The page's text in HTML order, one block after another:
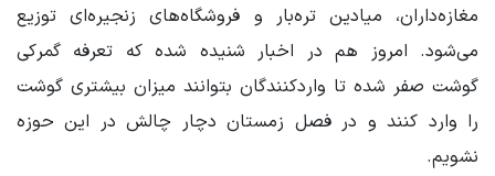
مغازه‌داران، میادین تره‌بار و فروشگاه‌های زنجیره‌ای توزیع
می‌شود. امروز هم در اخبار شنیده شده که تعرفه گمرکی
گوشت صفر شده تا واردکنندگان بتوانند میزان بیشتری گوشت
را وارد کنند و در فصل زمستان دچار چالش در این حوزه
نشویم.